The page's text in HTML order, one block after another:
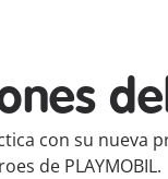
con su nueva
de PLAYMOBIL.